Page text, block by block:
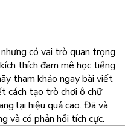
có vai trò quan trọng
thích đam mê học tiếng
tham khảo ngay bài viết
cách tạo trò chơi ô chữ
lại hiệu quả cao. Đã và
và có phản hồi tích cực.